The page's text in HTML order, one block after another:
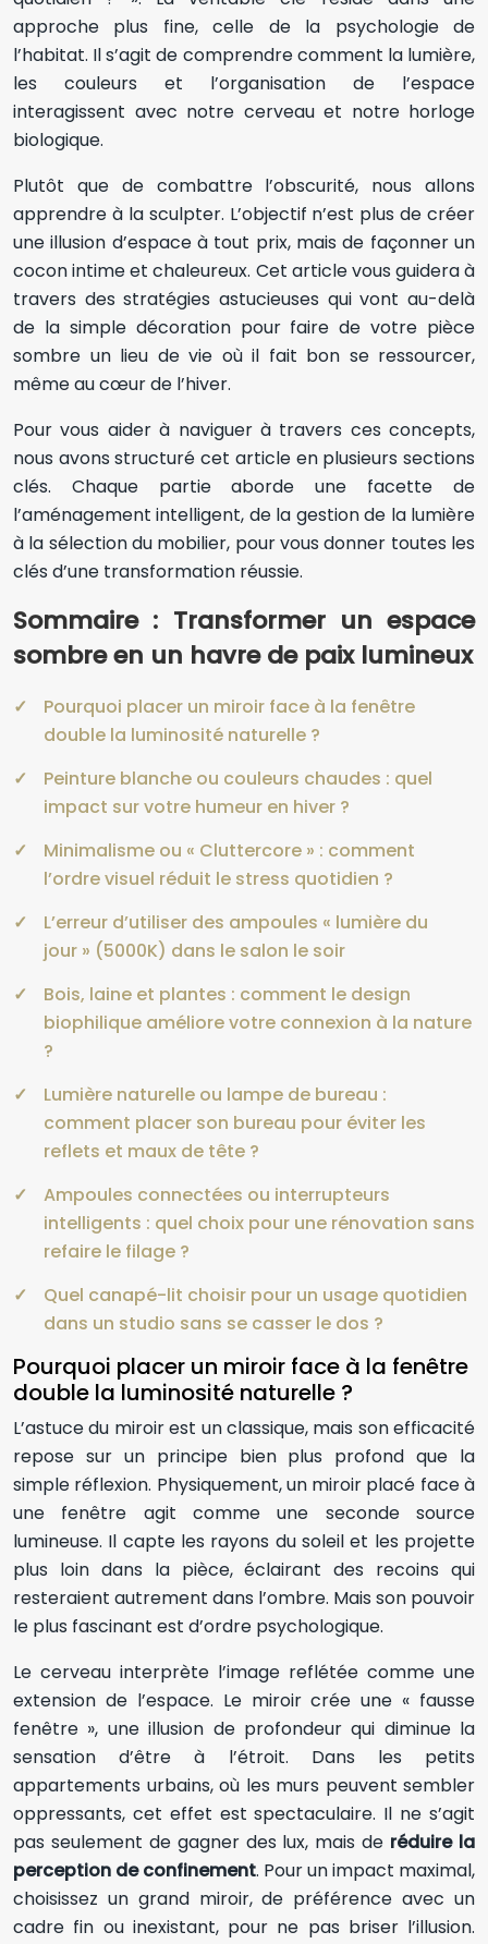
approche plus fine, celle de la psychologie de
l’habitat. Il s’agit de comprendre comment la lumière,
les couleurs et l’organisation de l’espace
interagissent avec notre cerveau et notre horloge
biologique.
Plutôt que de combattre l’obscurité, nous allons
apprendre à la sculpter. L’objectif n’est plus de créer
une illusion d’espace à tout prix, mais de façonner un
cocon intime et chaleureux. Cet article vous guidera à
travers des stratégies astucieuses qui vont au-delà
de la simple décoration pour faire de votre pièce
sombre un lieu de vie où il fait bon se ressourcer,
même au cœur de l’hiver.
Pour vous aider à naviguer à travers ces concepts,
nous avons structuré cet article en plusieurs sections
clés. Chaque partie aborde une facette de
l’aménagement intelligent, de la gestion de la lumière
à la sélection du mobilier, pour vous donner toutes les
clés d’une transformation réussie.
Sommaire : Transformer un espace
sombre en un havre de paix lumineux
Pourquoi placer un miroir face à la fenêtre
double la luminosité naturelle ?
Peinture blanche ou couleurs chaudes : quel
impact sur votre humeur en hiver ?
Minimalisme ou « Cluttercore » : comment
l’ordre visuel réduit le stress quotidien ?
L’erreur d’utiliser des ampoules « lumière du
jour » (5000K) dans le salon le soir
Bois, laine et plantes : comment le design
biophilique améliore votre connexion à la nature
?
Lumière naturelle ou lampe de bureau :
comment placer son bureau pour éviter les
reflets et maux de tête ?
Ampoules connectées ou interrupteurs
intelligents : quel choix pour une rénovation sans
refaire le filage ?
Quel canapé-lit choisir pour un usage quotidien
dans un studio sans se casser le dos ?
Pourquoi placer un miroir face à la fenêtre
double la luminosité naturelle ?
L’astuce du miroir est un classique, mais son efficacité
repose sur un principe bien plus profond que la
simple réflexion. Physiquement, un miroir placé face à
une fenêtre agit comme une seconde source
lumineuse. Il capte les rayons du soleil et les projette
plus loin dans la pièce, éclairant des recoins qui
resteraient autrement dans l’ombre. Mais son pouvoir
le plus fascinant est d’ordre psychologique.
Le cerveau interprète l’image reflétée comme une
extension de l’espace. Le miroir crée une « fausse
fenêtre », une illusion de profondeur qui diminue la
sensation d’être à l’étroit. Dans les petits
appartements urbains, où les murs peuvent sembler
oppressants, cet effet est spectaculaire. Il ne s’agit
pas seulement de gagner des lux, mais de réduire la
perception de confinement. Pour un impact maximal,
choisissez un grand miroir, de préférence avec un
cadre fin ou inexistant, pour ne pas briser l’illusion.